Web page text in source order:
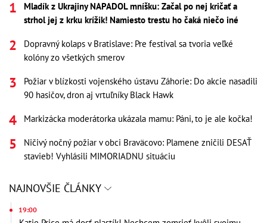
Mladík z Ukrajiny NAPADOL mníšku: Začal po nej kričať a
strhol jej z krku krížik! Namiesto trestu ho čaká niečo iné
Dopravný kolaps v Bratislave: Pre festival sa tvoria veľké
kolóny zo všetkých smerov
Požiar v blízkosti vojenského ústavu Záhorie: Do akcie nasadili
90 hasičov, dron aj vrtuľníky Black Hawk
Markizácka moderátorka ukázala mamu: Páni, to je ale kočka!
Ničivý nočný požiar v obci Braväcovo: Plamene zničili DESAŤ
stavieb! Vyhlásili MIMORIADNU situáciu
NAJNOVŠIE ČLÁNKY
19:00